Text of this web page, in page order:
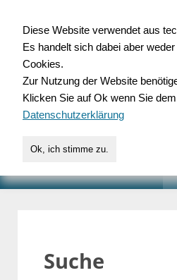
für
Suche
Diese Website verwendet aus
Es handelt sich dabei aber
Cookies.
Zur Nutzung der Website
Klicken Sie auf Ok wenn Sie
Datenschutzerklärung
Ok, ich stimme zu.